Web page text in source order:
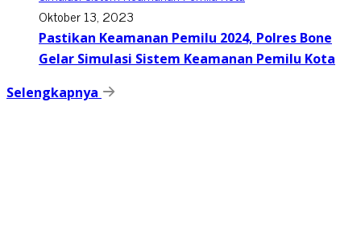
Oktober 13, 2023
Pastikan Keamanan Pemilu 2024, Polres Bone
Gelar Simulasi Sistem Keamanan Pemilu Kota
Selengkapnya